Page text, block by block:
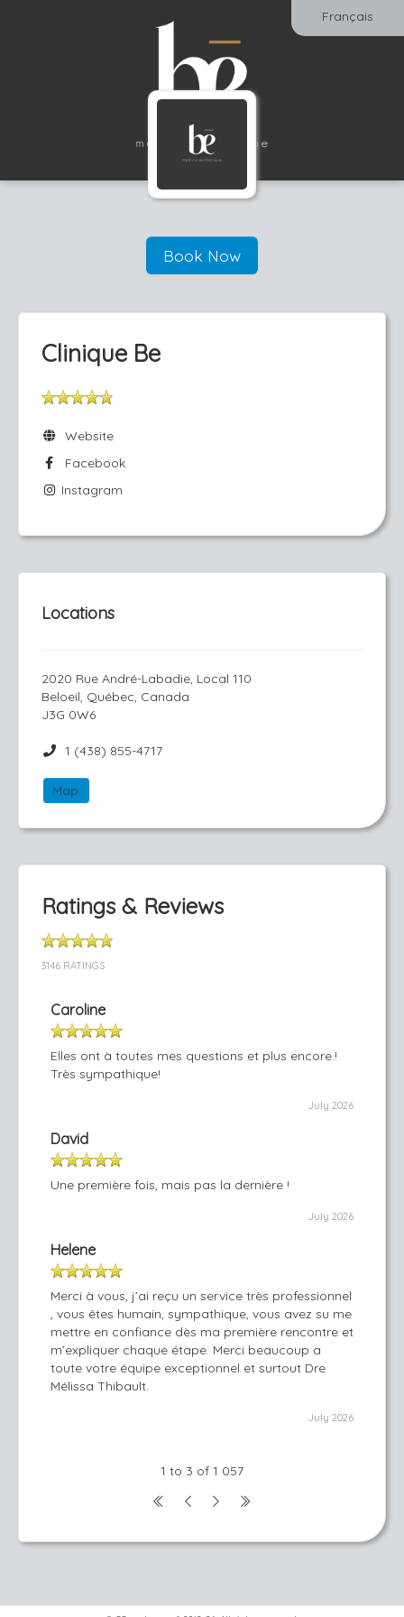
Français
Book Now
Clinique Be
Website
Facebook
Instagram
Locations
2020 Rue André-Labadie, Local 110
Beloeil, Québec, Canada
J3G 0W6
1 (438) 855-4717
Map
Ratings & Reviews
3146 RATINGS
Caroline
Elles ont à toutes mes questions et plus encore.!
Très sympathique!
July 2026
David
Une première fois, mais pas la dernière !
July 2026
Helene
Merci à vous, j’ai reçu un service très professionnel
, vous êtes humain, sympathique, vous avez su me
mettre en confiance dès ma première rencontre et
m’expliquer chaque étape. Merci beaucoup a
toute votre équipe exceptionnel et surtout Dre
Mélissa Thibault.
July 2026
1 to 3 of 1 057